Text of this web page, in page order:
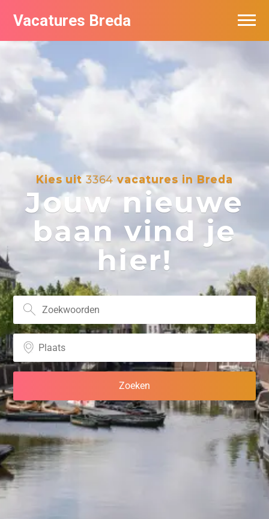
Vacatures Breda
Kies uit 3364 vacatures in Breda
Jouw nieuwe
baan vind je
hier!
Vacatures per bedrijf in Breda
De populairste vacatures in Breda
Nieuwsbrief feed